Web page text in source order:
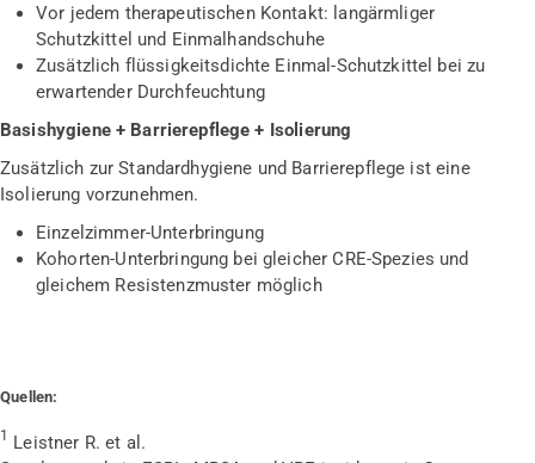
Vor jedem therapeutischen Kontakt: langärmliger
Schutzkittel und Einmalhandschuhe
Zusätzlich flüssigkeitsdichte Einmal-Schutzkittel bei zu
erwartender Durchfeuchtung
Basishygiene + Barrierepflege + Isolierung
Zusätzlich zur Standardhygiene und Barrierepflege ist eine
Isolierung vorzunehmen.
Einzelzimmer-Unterbringung
Kohorten-Unterbringung bei gleicher CRE-Spezies und
gleichem Resistenzmuster möglich
Quellen:
1 Leistner R. et al.